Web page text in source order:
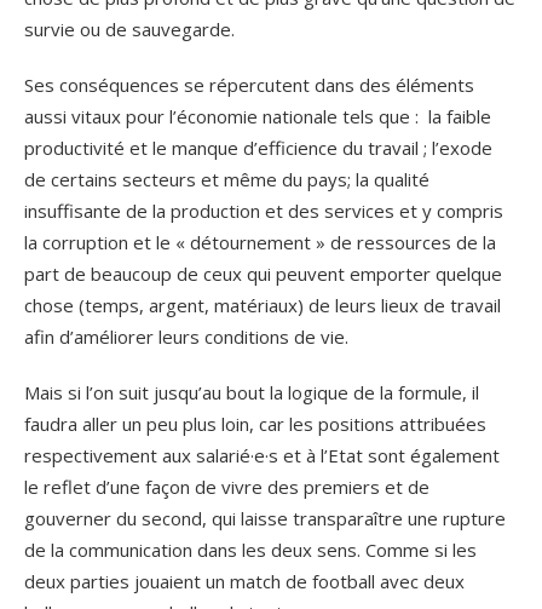
survie ou de sauvegarde.
Ses conséquences se répercutent dans des éléments
aussi vitaux pour l’économie nationale tels que : la faible
productivité et le manque d’efficience du travail ; l’exode
de certains secteurs et même du pays; la qualité
insuffisante de la production et des services et y compris
la corruption et le « détournement » de ressources de la
part de beaucoup de ceux qui peuvent emporter quelque
chose (temps, argent, matériaux) de leurs lieux de travail
afin d’améliorer leurs conditions de vie.
Mais si l’on suit jusqu’au bout la logique de la formule, il
faudra aller un peu plus loin, car les positions attribuées
respectivement aux salarié·e·s et à l’Etat sont également
le reflet d’une façon de vivre des premiers et de
gouverner du second, qui laisse transparaître une rupture
de la communication dans les deux sens. Comme si les
deux parties jouaient un match de football avec deux